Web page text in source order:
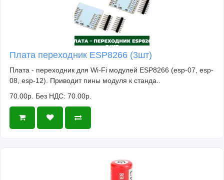
Плата переходник ESP8266 (3шт)
Плата - переходник для Wi-Fi модулей ESP8266 (esp-07, esp-
08, esp-12). Приводит пины модуля к станда..
70.00р. Без НДС: 70.00р.